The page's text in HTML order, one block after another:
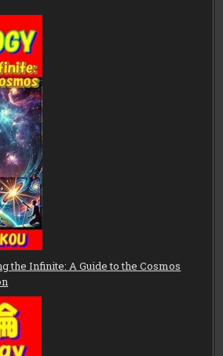
the Infinite: A Guide to the Cosmos